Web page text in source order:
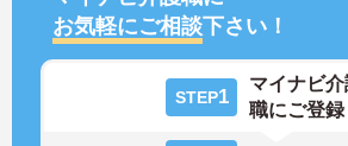
お気軽にご相談下さい！
STEP1
マイナビ介
職にご登録